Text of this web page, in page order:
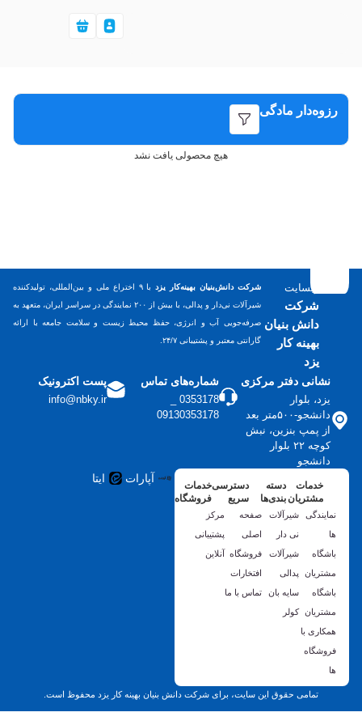
رزوه‌دار مادگی
هیچ محصولی یافت نشد
وبسایت
شرکت
دانش بنیان
بهینه کار
یزد
شرکت دانش‌بنیان بهینه‌کار یزد
با ۹ اختراع ملی و بین‌المللی، تولیدکننده
شیرآلات نی‌دار و پدالی، با بیش از ۲۰۰ نمایندگی در سراسر ایران، متعهد به
صرفه‌جویی آب و انرژی، حفظ محیط زیست و سلامت جامعه با ارائه
گارانتی معتبر و پشتیبانی ۲۴/۷.
نشانی دفتر مرکزی
یزد، بلوار
دانشجو-۵۰۰متر بعد
از پمپ بنزین، نبش
کوچه ۲۲ بلوار
دانشجو
شماره‌های تماس
09130353178
پست اکترونیک
info@nbky.ir
خدمات
مشتریان
نمایندگی
ها
باشگاه
مشتریان
باشگاه
مشتریان
همکاری با
فروشگاه
ها
دسته
بندی‌ها
شیرآلات
نی دار
شیرآلات
پدالی
سایه بان
کولر
دسترسی
سریع
صفحه
اصلی
فروشگاه
افتخارات
تماس با ما
خدمات
فروشگاه
مرکز
پشتیبانی
آنلاین
آپارات ایتا
تمامی حقوق این سایت، برای شرکت دانش بنیان بهینه کار یزد محفوظ است.